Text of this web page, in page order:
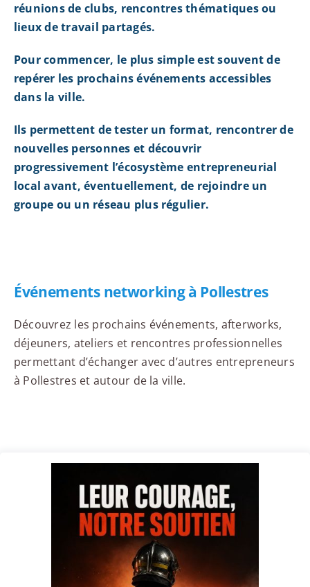
réunions de clubs, rencontres thématiques ou
lieux de travail partagés.
Pour commencer, le plus simple est souvent de
repérer les prochains événements accessibles
dans la ville.
Ils permettent de tester un format, rencontrer de
nouvelles personnes et découvrir
progressivement l’écosystème entrepreneurial
local avant, éventuellement, de rejoindre un
groupe ou un réseau plus régulier.
Événements networking à Pollestres
Découvrez les prochains événements, afterworks,
déjeuners, ateliers et rencontres professionnelles
permettant d’échanger avec d’autres entrepreneurs
à Pollestres et autour de la ville.